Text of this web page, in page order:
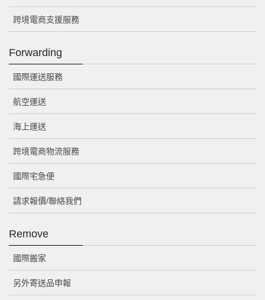
跨境電商支援服務
Forwarding
國際運送服務
航空運送
海上運送
跨境電商物流服務
國際宅急便
請求報價/聯絡我們
Remove
國際搬家
另外寄送品申報